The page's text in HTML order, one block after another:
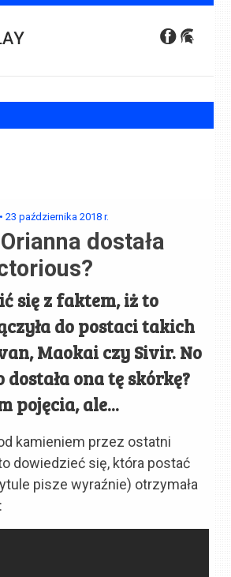
•23 października 2018 r.
dostała
się z faktem, iż to
do postaci takich
Maokai czy Sivir. No
dostała ona tę skórkę?
pojęcia, ale...
kamieniem przez ostatni
dowiedzieć się, która postać
pisze wyraźnie) otrzymała